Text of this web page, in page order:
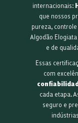
internacionais:
que nossos
pureza,
Algodão
e de
Essas
com
cada etapa.
seguro e